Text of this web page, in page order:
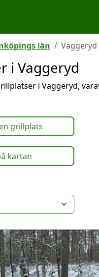
län Vaggeryd
i Vaggeryd
i Vaggeryd,
grillplats
kartan